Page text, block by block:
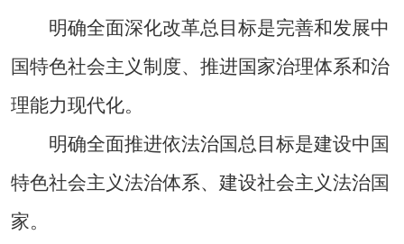
明确全面深化改革总目标是完善和发展中
国特色社会主义制度、推进国家治理体系和治
理能力现代化。
明确全面推进依法治国总目标是建设中国
特色社会主义法治体系、建设社会主义法治国
家。